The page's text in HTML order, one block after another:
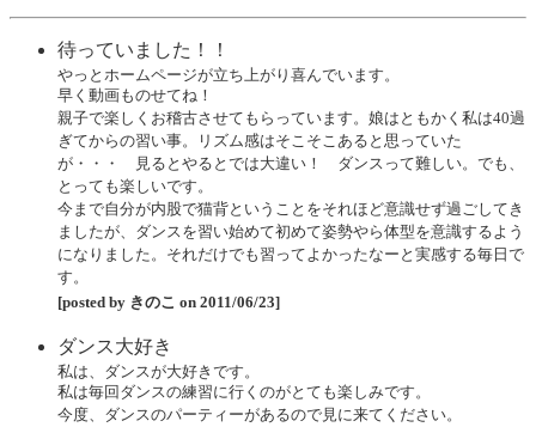
待っていました！！
やっとホームページが立ち上がり喜んでいます。
早く動画ものせてね！
親子で楽しくお稽古させてもらっています。娘はともかく私は40過
ぎてからの習い事。リズム感はそこそこあると思っていた
が・・・ 見るとやるとでは大違い！ ダンスって難しい。でも、
とっても楽しいです。
今まで自分が内股で猫背ということをそれほど意識せず過ごしてき
ましたが、ダンスを習い始めて初めて姿勢やら体型を意識するよう
になりました。それだけでも習ってよかったなーと実感する毎日で
す。
[posted by きのこ on 2011/06/23]
ダンス大好き
私は、ダンスが大好きです。
私は毎回ダンスの練習に行くのがとても楽しみです。
今度、ダンスのパーティーがあるので見に来てください。